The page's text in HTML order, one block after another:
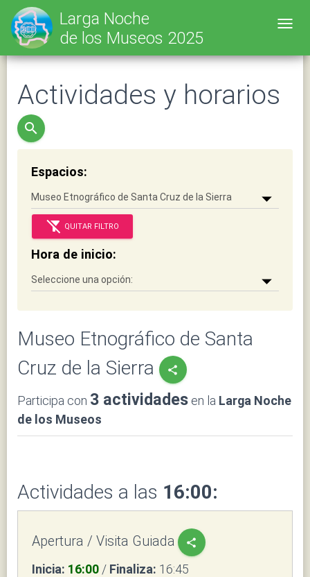
Larga Noche
de los Museos 2025
Actividades y horarios
search
Espacios:
filter_alt_off QUITAR FILTRO
Hora de inicio:
Museo Etnográfico de Santa
Cruz de la Sierra
share
Participa con 3 actividades en la Larga Noche
de los Museos
Actividades a las 16:00:
Apertura / Visita Guiada share
Inicia: 16:00 / Finaliza: 16:45